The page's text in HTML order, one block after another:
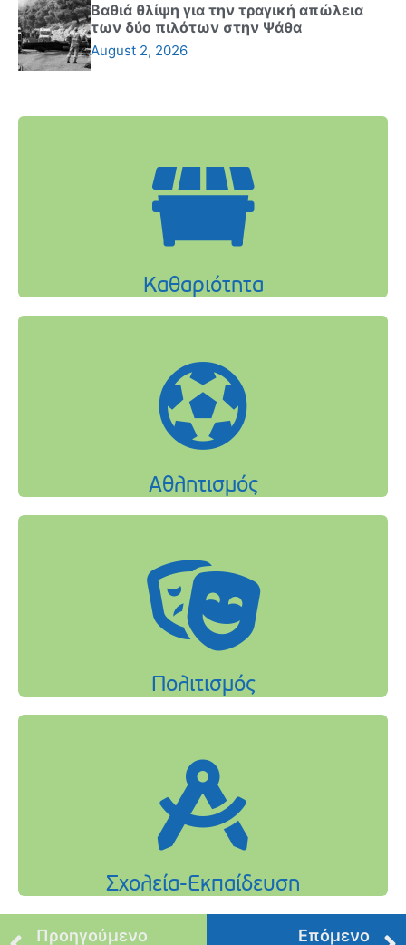
Βαθιά θλίψη για την τραγική απώλεια
των δύο πιλότων στην Ψάθα
August 2, 2026
Προηγούμενο Επόμενο